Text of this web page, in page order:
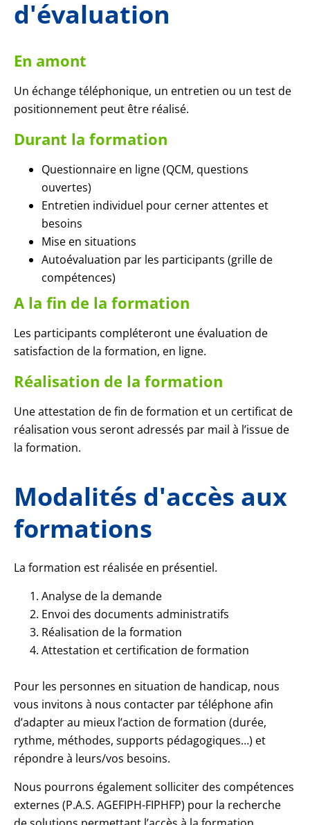
d'évaluation
En amont
Un échange téléphonique, un entretien ou un test de
positionnement peut être réalisé.
Durant la formation
Questionnaire en ligne (QCM, questions
ouvertes)
Entretien individuel pour cerner attentes et
besoins
Mise en situations
Autoévaluation par les participants (grille de
compétences)
A la fin de la formation
Les participants compléteront une évaluation de
satisfaction de la formation, en ligne.
Réalisation de la formation
Une attestation de fin de formation et un certificat de
réalisation vous seront adressés par mail à l’issue de
la formation.
Modalités d'accès aux
formations
La formation est réalisée en présentiel.
Analyse de la demande
Envoi des documents administratifs
Réalisation de la formation
Attestation et certification de formation
Pour les personnes en situation de handicap, nous
vous invitons à nous contacter par téléphone afin
d’adapter au mieux l’action de formation (durée,
rythme, méthodes, supports pédagogiques…) et
répondre à leurs/vos besoins.
Nous pourrons également solliciter des compétences
externes (P.A.S. AGEFIPH-FIPHFP) pour la recherche